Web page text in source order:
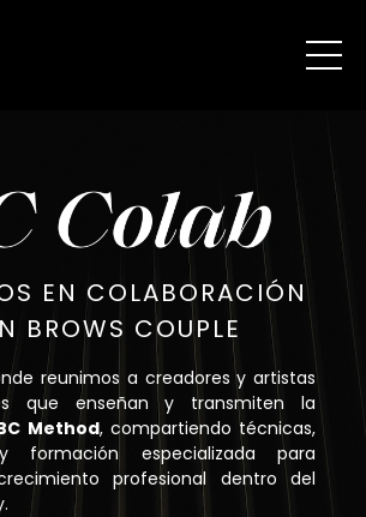
EN COLABORACIÓN
BROWS COUPLE
reunimos a creadores y artistas
que enseñan y transmiten la
Method, compartiendo técnicas,
formación especializada para
profesional dentro del